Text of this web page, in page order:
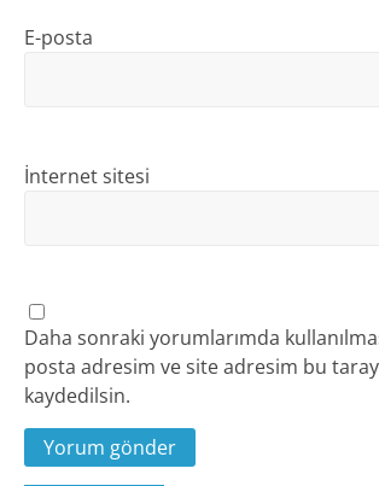
E-posta
İnternet sitesi
Daha sonraki yorumlarımda
posta adresim ve site adresim bu
kaydedilsin.